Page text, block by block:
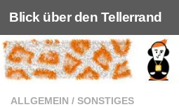
Unter dem Inhalt
Blick über den Tellerrand
ALLGEMEIN / SONSTIGES